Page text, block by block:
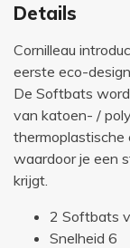
Details
Cornilleau
eerste eco-
De Softbats
van katoen- /
thermoplastische
waardoor je een
krijgt.
2 Softbats
Snelheid 6